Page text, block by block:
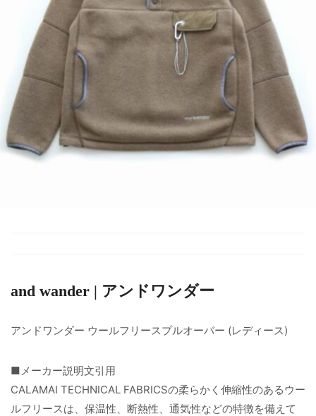
and wander | アンドワンダー
アンドワンダー ウールフリースプルオーバー (レディース)
■メーカー説明文引用
CALAMAI TECHNICAL FABRICSの柔らかく伸縮性のあるウー
ルフリースは、保温性、断熱性、通気性などの特徴を備えて